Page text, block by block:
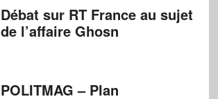
Débat sur RT France au sujet
de l’affaire Ghosn
POLITMAG – Plan